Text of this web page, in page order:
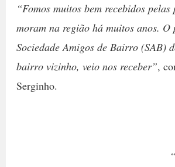
“Fomos muitos bem recebidos pelas
moram na região há muitos anos. O
Sociedade Amigos de Bairro (SAB)
bairro vizinho, veio nos receber”,
Serginho.